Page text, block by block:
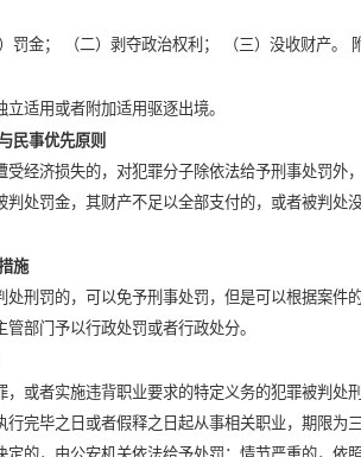
罚金； （二）剥夺政治权利； （三）没收财产。
适用或者附加适用驱逐出境。
民事优先原则
受经济损失的，对犯罪分子除依法给予刑事处罚外
判处罚金，其财产不足以全部支付的，或者被判处
施
处刑罚的，可以免予刑事处罚，但是可以根据案件
部门予以行政处罚或者行政处分。
或者实施违背职业要求的特定义务的犯罪被判处
行完毕之日或者假释之日起从事相关职业，期限为